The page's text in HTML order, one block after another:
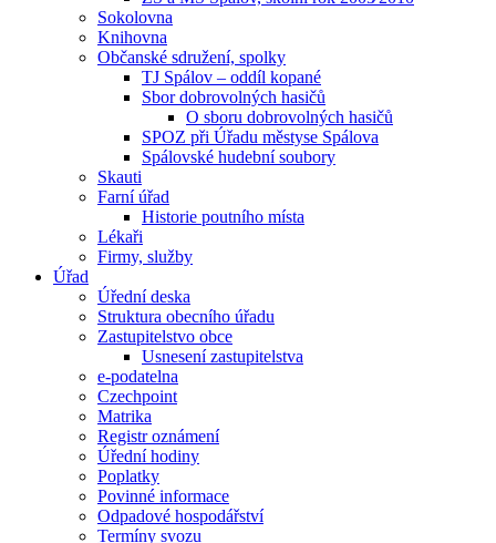
Sokolovna
Knihovna
Občanské sdružení, spolky
TJ Spálov – oddíl kopané
Sbor dobrovolných hasičů
O sboru dobrovolných hasičů
SPOZ při Úřadu městyse Spálova
Spálovské hudební soubory
Skauti
Farní úřad
Historie poutního místa
Lékaři
Firmy, služby
Úřad
Úřední deska
Struktura obecního úřadu
Zastupitelstvo obce
Usnesení zastupitelstva
e-podatelna
Czechpoint
Matrika
Registr oznámení
Úřední hodiny
Poplatky
Povinné informace
Odpadové hospodářství
Termíny svozu